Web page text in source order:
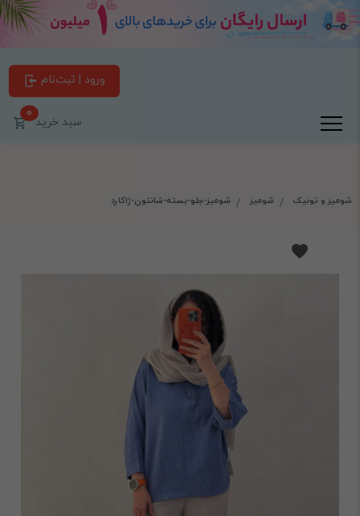
ورود | ثبت‌نام
سبد خرید0
شومیز و تونیک شومیز شومیز-جلو-بسته-شانتون-ژاکارد